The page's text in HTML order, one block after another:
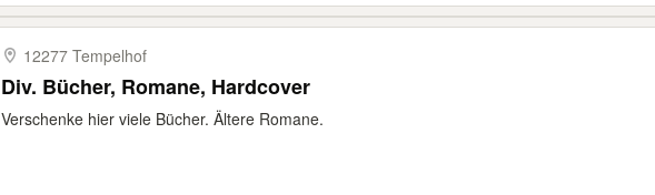
12277 Tempelhof
Div. Bücher, Romane, Hardcover
Verschenke hier viele Bücher. Ältere Romane.